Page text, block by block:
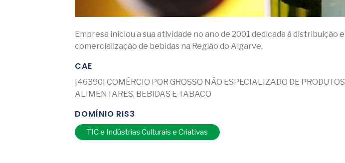
Empresa iniciou a sua atividade no ano de 2001 dedicada à distribuição e
comercialização de bebidas na Região do Algarve.
CAE
[46390] COMÉRCIO POR GROSSO NÃO ESPECIALIZADO DE PRODUTOS
ALIMENTARES, BEBIDAS E TABACO
DOMÍNIO RIS3
TIC e Indústrias Culturais e Criativas